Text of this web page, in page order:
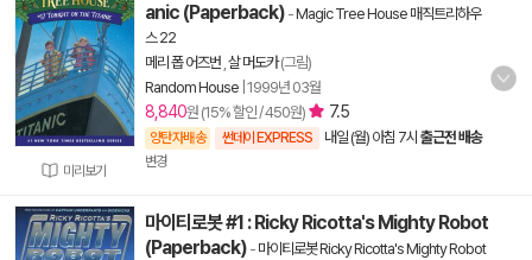
미리보기
anic (Paperback) -Magic Tree House 매직트리하우
스 22
메리 폽 어즈번 살 머도카(그림)
Random House 1999년 03월
8,840원 (15% 할인 / 450원) 7.5
양탄자배송 썬데이 EXPRESS 내일 (월) 아침 7시 출근전 배송
변경
마이티로봇 #1 : Ricky Ricotta's Mighty Robot
(Paperback) - 마이티로봇 Ricky Ricotta's Mighty Robot